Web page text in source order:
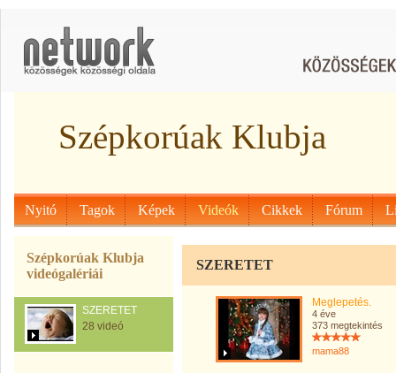
Szépkorúak Klubja
Nyitó Tagok Képek Videók Cikkek Fórum
Szépkorúak Klubja
videógalériái
SZERETET
28 videó
SZERETET
Meglepetés.
4 éve
373 megtekintés
mama88